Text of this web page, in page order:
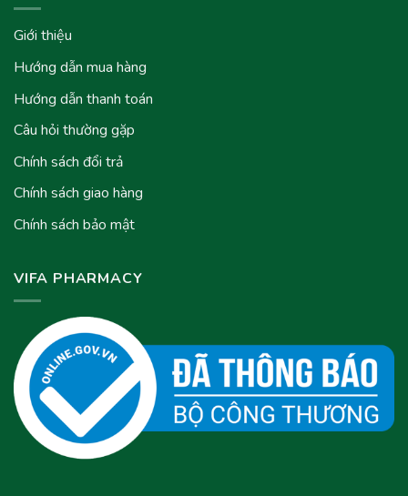
Giới thiệu
Hướng dẫn mua hàng
Hướng dẫn thanh toán
Câu hỏi thường gặp
Chính sách đổi trả
Chính sách giao hàng
Chính sách bảo mật
VIFA PHARMACY